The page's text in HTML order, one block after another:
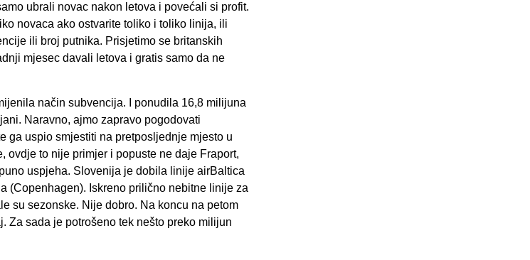
ubrali novac nakon letova i povećali si profit.
novaca ako ostvarite toliko i toliko linija, ili
ili broj putnika. Prisjetimo se britanskih
mjesec davali letova i gratis samo da ne
način subvencija. I ponudila 16,8 milijuna
Naravno, ajmo zapravo pogodovati
ga uspio smjestiti na pretposljednje mjesto u
ovdje to nije primjer i popuste ne daje Fraport,
uspjeha. Slovenija je dobila linije airBaltica
(Copenhagen). Iskreno prilično nebitne linije za
su sezonske. Nije dobro. Na koncu na petom
Za sada je potrošeno tek nešto preko milijun